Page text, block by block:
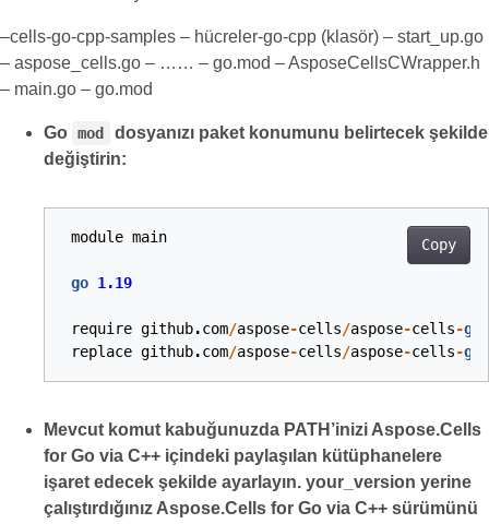
–cells-go-cpp-samples – hücreler-go-cpp (klasör) – start_up.go
– aspose_cells.go – …… – go.mod – AsposeCellsCWrapper.h
– main.go – go.mod
Go mod
dosyanızı paket konumunu belirtecek şekilde
değiştirin:
Copy
module main
go 1.19
require github.com/aspose-cells/aspose-cells-go
replace github.com/aspose-cells/aspose-cells-go
Mevcut komut kabuğunuzda PATH’inizi Aspose.Cells
for Go via C++ içindeki paylaşılan kütüphanelere
işaret edecek şekilde ayarlayın. your_version yerine
çalıştırdığınız Aspose.Cells for Go via C++ sürümünü